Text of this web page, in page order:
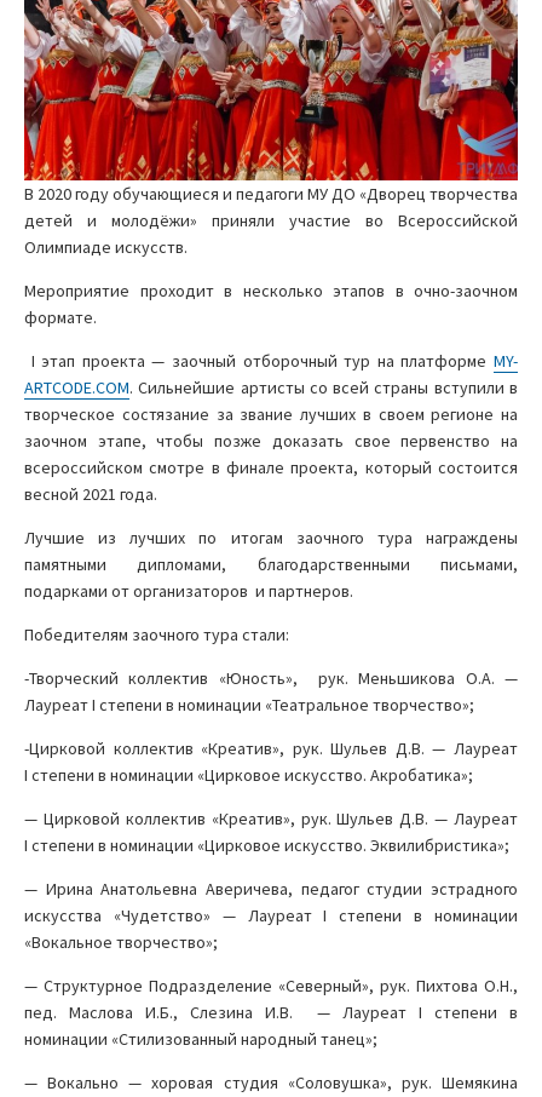
В 2020 году обучающиеся и педагоги МУ ДО «Дворец творчества
детей и молодёжи» приняли участие во Всероссийской
Олимпиаде искусств.
Мероприятие проходит в несколько этапов в очно-заочном
формате.
I этап проекта — заочный отборочный тур на платформе MY-
ARTCODE.COM. Сильнейшие артисты со всей страны вступили в
творческое состязание за звание лучших в своем регионе на
заочном этапе, чтобы позже доказать свое первенство на
всероссийском смотре в финале проекта, который состоится
весной 2021 года.
Лучшие из лучших по итогам заочного тура награждены
памятными дипломами, благодарственными письмами,
подарками от организаторов и партнеров.
Победителям заочного тура стали:
-Творческий коллектив «Юность», рук. Меньшикова О.А. —
Лауреат I степени в номинации «Театральное творчество»;
-Цирковой коллектив «Креатив», рук. Шульев Д.В. — Лауреат
I степени в номинации «Цирковое искусство. Акробатика»;
— Цирковой коллектив «Креатив», рук. Шульев Д.В. — Лауреат
I степени в номинации «Цирковое искусство. Эквилибристика»;
— Ирина Анатольевна Аверичева, педагог студии эстрадного
искусства «Чудетство» — Лауреат I степени в номинации
«Вокальное творчество»;
— Структурное Подразделение «Северный», рук. Пихтова О.Н.,
пед. Маслова И.Б., Слезина И.В. — Лауреат I степени в
номинации «Стилизованный народный танец»;
— Вокально — хоровая студия «Соловушка», рук. Шемякина